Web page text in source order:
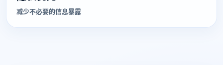
减少不必要的信息暴露